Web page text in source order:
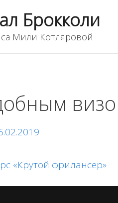
Брокколи
Мили Котляровой
«Крутой фрилансер»